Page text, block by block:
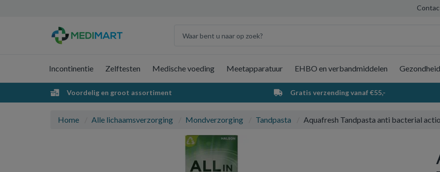
Incontinentie Zelftesten Medische voeding Meetapparatuur EHBO en verbandmiddelen Gezondheid
Voordelig en groot assortiment Gratis verzending vanaf €55,-
Home Alle lichaamsverzorging Mondverzorging Tandpasta Aquafresh Tandpasta anti bacterial